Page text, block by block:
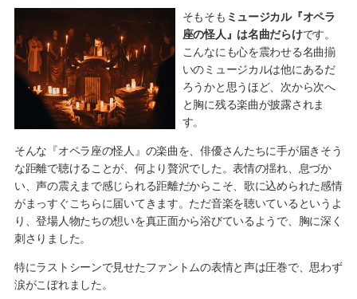
そもそも ミュージカル『オペラ
座の怪人』は名曲だらけです。
こんなにも心を震わせる名曲揃
いのミュージカルは他にあるだ
ろうかと思うほど、次から次へ
と胸に残る楽曲が披露されま
す。
そんな『オペラ座の怪人』の楽曲を、俳優さんたちに手が届きそう
な距離で聴けることが、何より贅沢でした。表情の揺れ、息づか
い、声の震えまで感じられる距離だからこそ、歌に込められた感情
がまっすぐこちらに届いてきます。ただ音楽を聴いているというよ
り、登場人物たちの想いを真正面から浴びているようで、胸に深く
刺さりました。
特にラストシーンで見せたファントムの表情と声は圧巻で、思わず
涙がこぼれました。